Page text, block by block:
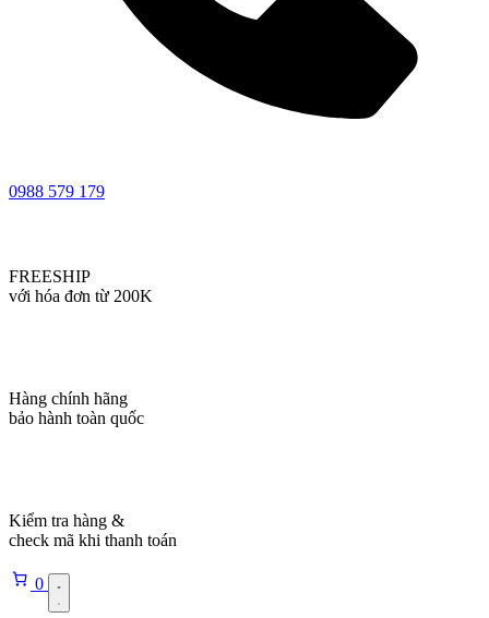
0988 579 179
FREESHIP
với hóa đơn từ 200K
Hàng chính hãng
bảo hành toàn quốc
Kiểm tra hàng &
check mã khi thanh toán
0